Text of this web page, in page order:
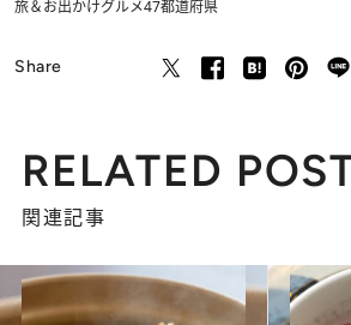
旅＆お出かけグルメ47都道府県
Share
RELATED
関連記事